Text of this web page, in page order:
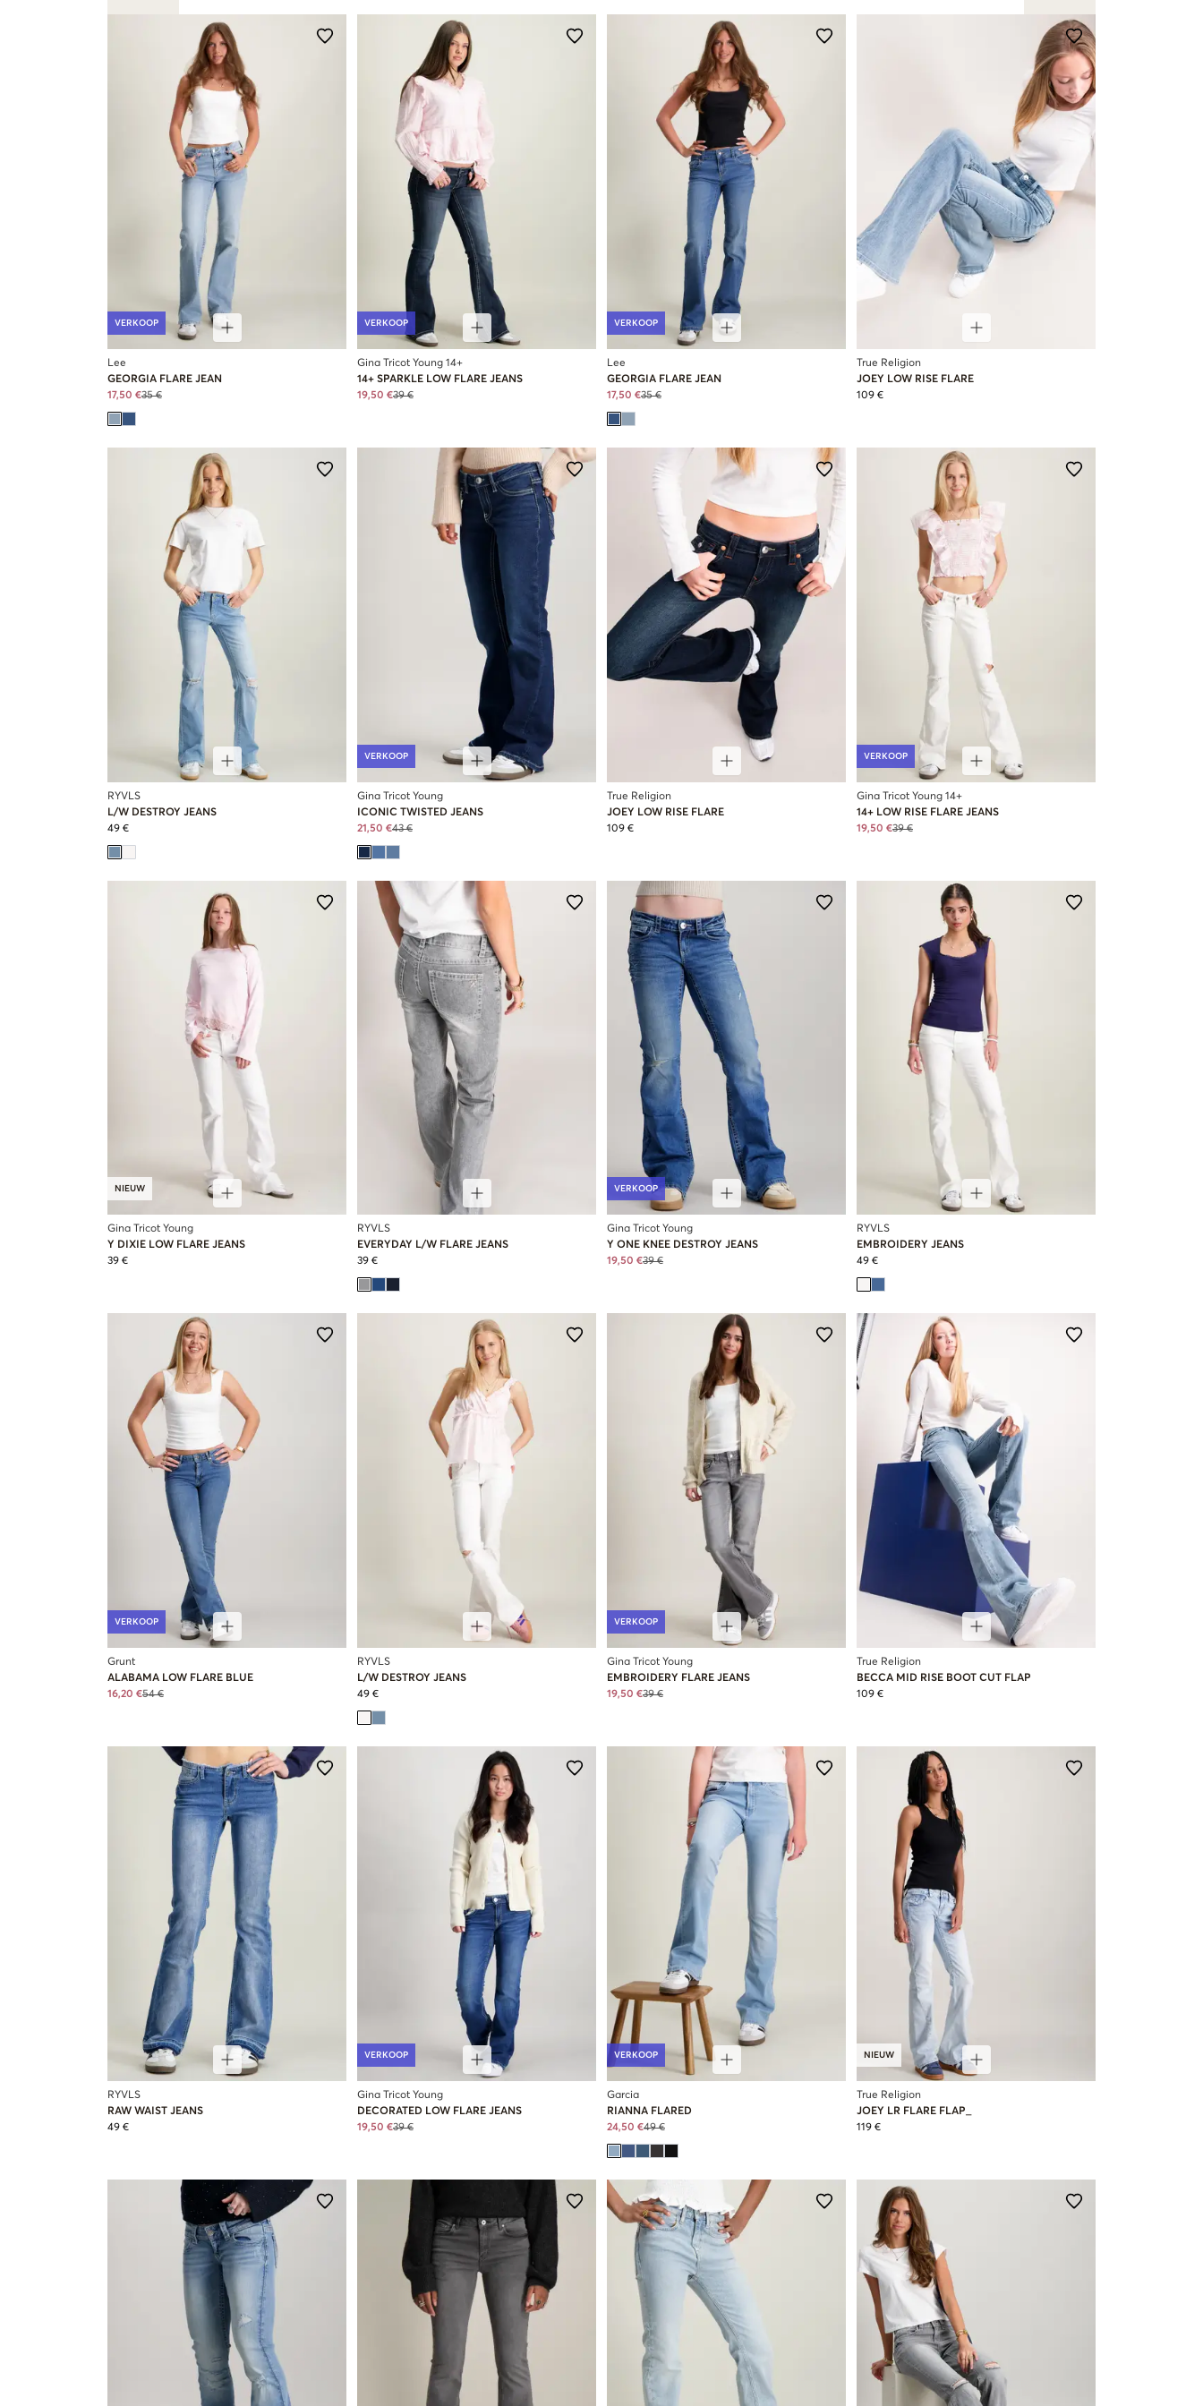
VERKOOP
Lee
GEORGIA FLARE JEAN
17,50 €35 €
VERKOOP
Gina Tricot Young 14+
14+ SPARKLE LOW FLARE JEANS
19,50 €39 €
VERKOOP
Lee
GEORGIA FLARE JEAN
17,50 €35 €
True Religion
JOEY LOW RISE FLARE
109 €
RYVLS
L/W DESTROY JEANS
49 €
VERKOOP
Gina Tricot Young
ICONIC TWISTED JEANS
21,50 €43 €
True Religion
JOEY LOW RISE FLARE
109 €
VERKOOP
Gina Tricot Young 14+
14+ LOW RISE FLARE JEANS
19,50 €39 €
NIEUW
Gina Tricot Young
Y DIXIE LOW FLARE JEANS
39 €
RYVLS
EVERYDAY L/W FLARE JEANS
39 €
VERKOOP
Gina Tricot Young
Y ONE KNEE DESTROY JEANS
19,50 €39 €
RYVLS
EMBROIDERY JEANS
49 €
VERKOOP
Grunt
ALABAMA LOW FLARE BLUE
16,20 €54 €
RYVLS
L/W DESTROY JEANS
49 €
VERKOOP
Gina Tricot Young
EMBROIDERY FLARE JEANS
19,50 €39 €
True Religion
BECCA MID RISE BOOT CUT FLAP
109 €
RYVLS
RAW WAIST JEANS
49 €
VERKOOP
Gina Tricot Young
DECORATED LOW FLARE JEANS
19,50 €39 €
VERKOOP
Garcia
RIANNA FLARED
24,50 €49 €
NIEUW
True Religion
JOEY LR FLARE FLAP_
119 €